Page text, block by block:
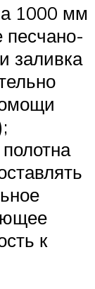
1000 мм
песчано-
заливка
к